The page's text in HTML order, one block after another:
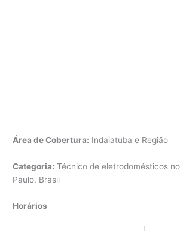
Área de Cobertura: Indaiatuba e Região
Categoria: Técnico de eletrodomésticos no
Paulo, Brasil
Horários